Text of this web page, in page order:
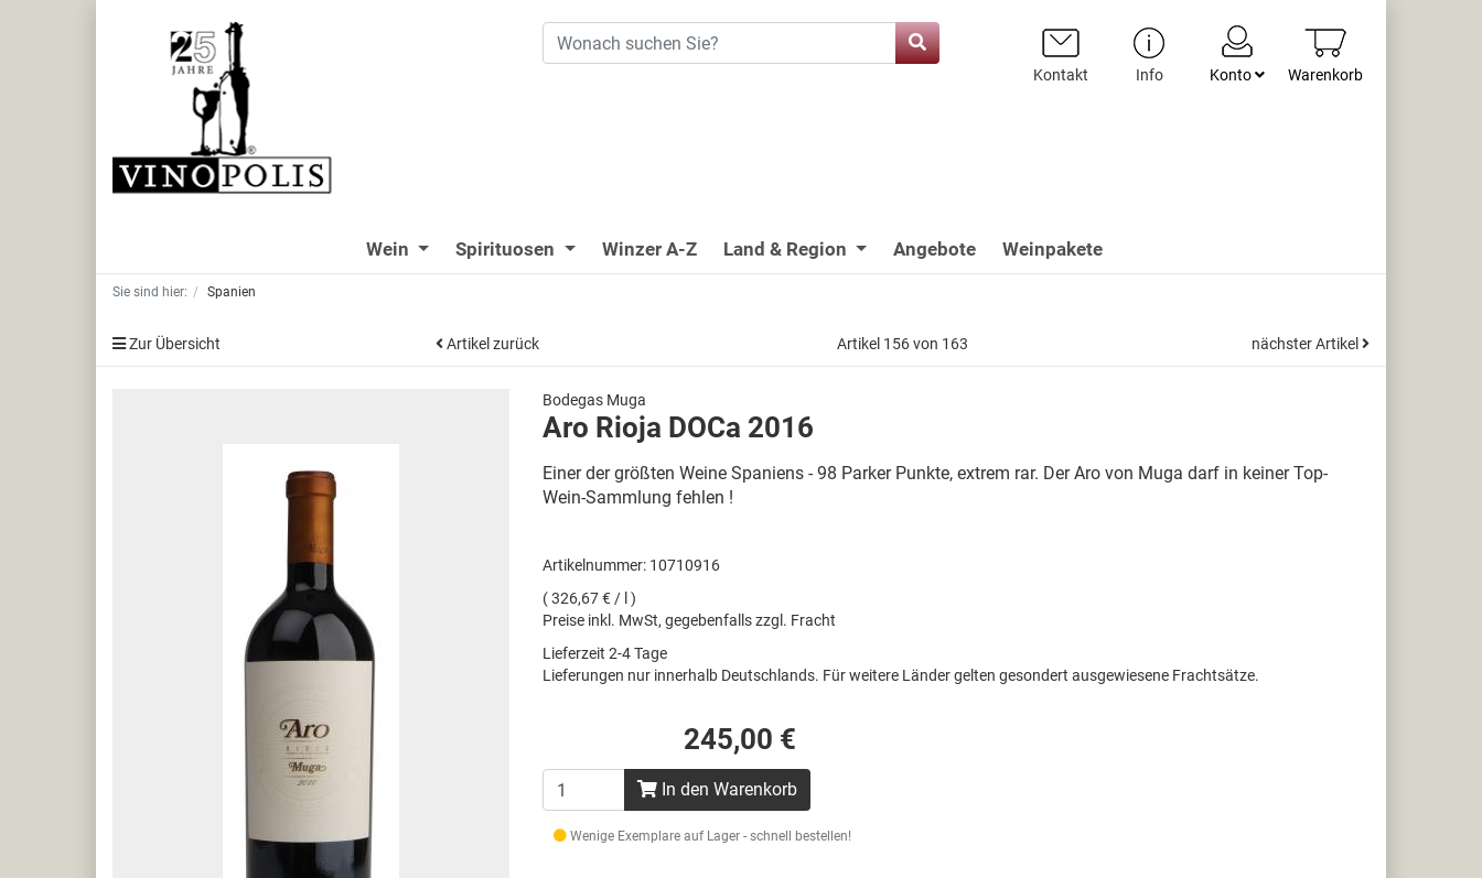
Warenkorb
Konto
Info
Kontakt
Wein Spirituosen Winzer A-Z Land & Region Angebote Weinpakete
Sie sind hier: Spanien
Zur Übersicht Artikel zurück Artikel 156 von 163 nächster Artikel
Bodegas Muga
Aro Rioja DOCa 2016
Einer der größten Weine Spaniens - 98 Parker Punkte, extrem rar. Der Aro von Muga darf in keiner Top-
Wein-Sammlung fehlen !
Artikelnummer: 10710916
( 326,67 € / l )
Preise inkl. MwSt, gegebenfalls zzgl. Fracht
Lieferzeit 2-4 Tage
Lieferungen nur innerhalb Deutschlands. Für weitere Länder gelten gesondert ausgewiesene Frachtsätze.
245,00 €
In den Warenkorb
Wenige Exemplare auf Lager - schnell bestellen!